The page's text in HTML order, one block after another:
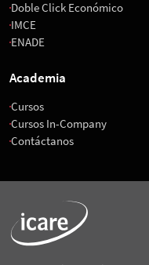
Doble Click Económico
IMCE
ENADE
Academia
Cursos
Cursos In-Company
Contáctanos